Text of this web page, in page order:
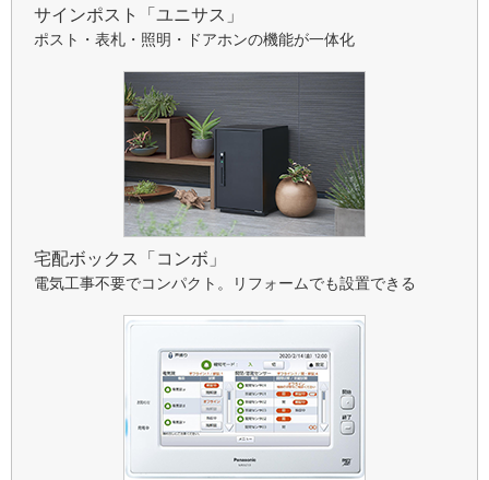
サインポスト「ユニサス」
ポスト・表札・照明・ドアホンの機能が一体化
宅配ボックス「コンボ」
電気工事不要でコンパクト。リフォームでも設置できる